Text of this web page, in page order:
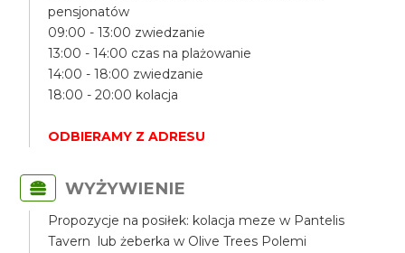
pensjonatów
09:00 - 13:00 zwiedzanie
13:00 - 14:00 czas na plażowanie
14:00 - 18:00 zwiedzanie
18:00 - 20:00 kolacja
ODBIERAMY Z ADRESU
WYŻYWIENIE
Propozycje na posiłek: kolacja meze w Pantelis
Tavern lub żeberka w Olive Trees Polemi